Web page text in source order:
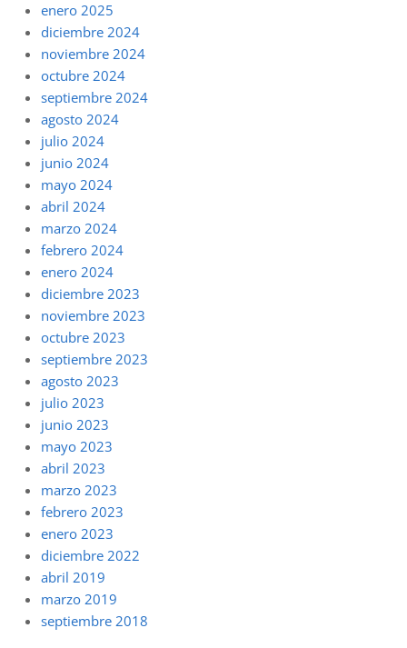
enero 2025
diciembre 2024
noviembre 2024
octubre 2024
septiembre 2024
agosto 2024
julio 2024
junio 2024
mayo 2024
abril 2024
marzo 2024
febrero 2024
enero 2024
diciembre 2023
noviembre 2023
octubre 2023
septiembre 2023
agosto 2023
julio 2023
junio 2023
mayo 2023
abril 2023
marzo 2023
febrero 2023
enero 2023
diciembre 2022
abril 2019
marzo 2019
septiembre 2018